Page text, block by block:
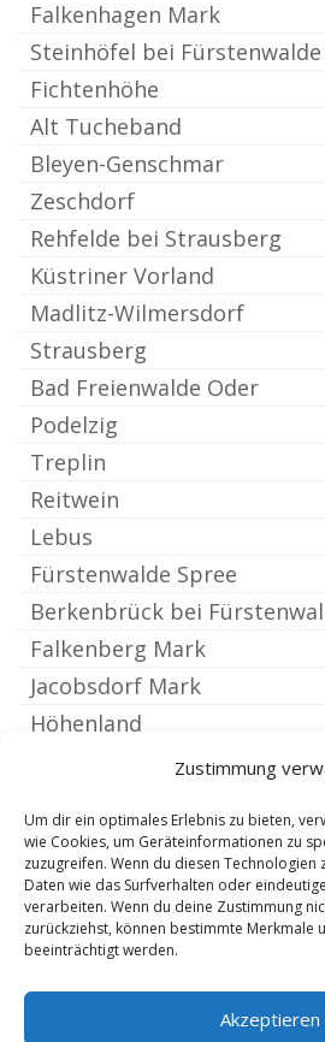
Zustimmung
Um dir ein optimales Erlebnis zu bieten,
wie Cookies, um Geräteinformationen zu
zuzugreifen. Wenn du diesen Technologien
Daten wie das Surfverhalten oder
verarbeiten. Wenn du deine Zustimmung
zurückziehst, können bestimmte Merkmale
beeinträchtigt werden.
Akzeptieren
Falkenhagen Mark
Steinhöfel bei Fürstenwalde
Fichtenhöhe
Alt Tucheband
Bleyen-Genschmar
Zeschdorf
Rehfelde bei Strausberg
Küstriner Vorland
Madlitz-Wilmersdorf
Strausberg
Bad Freienwalde Oder
Podelzig
Treplin
Reitwein
Lebus
Fürstenwalde Spree
Berkenbrück bei
Falkenberg Mark
Jacobsdorf Mark
Höhenland
Heckelberg-Brunow
Petershagen Eggersdorf
Briesen Mark
Beiersdorf-Freudenberg
Langewahl
Hohenfinow